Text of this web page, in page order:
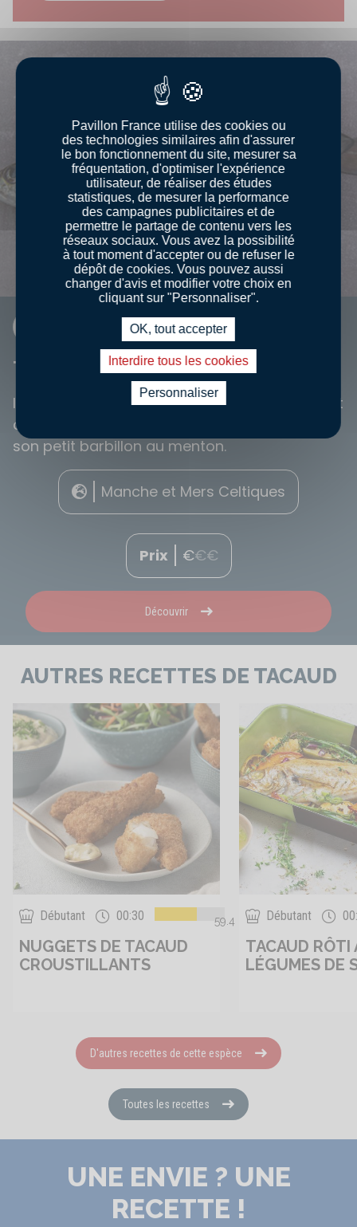
TACAUD
Irisé et joliment argenté, le tacaud est souvent
confondu avec son cousin le merlan malgré
son petit barbillon au menton.
Manche et Mers Celtiques
Prix €€€
Découvrir
AUTRES RECETTES DE TACAUD
Débutant 00:30 59.4
NUGGETS DE TACAUD
CROUSTILLANTS
Débutant
TACAUD RÔTI
LÉGUMES DE
D'autres recettes de cette espèce
Toutes les recettes
UNE ENVIE ? UNE
RECETTE !
Pavillon France utilise des cookies ou
des technologies similaires afin d'assurer
le bon fonctionnement du site, mesurer sa
fréquentation, d'optimiser l'expérience
utilisateur, de réaliser des études
statistiques, de mesurer la performance
des campagnes publicitaires et de
permettre le partage de contenu vers les
réseaux sociaux. Vous avez la possibilité
à tout moment d'accepter ou de refuser le
dépôt de cookies. Vous pouvez aussi
changer d'avis et modifier votre choix en
cliquant sur "Personnaliser".
OK, tout accepter
Interdire tous les cookies
Personnaliser